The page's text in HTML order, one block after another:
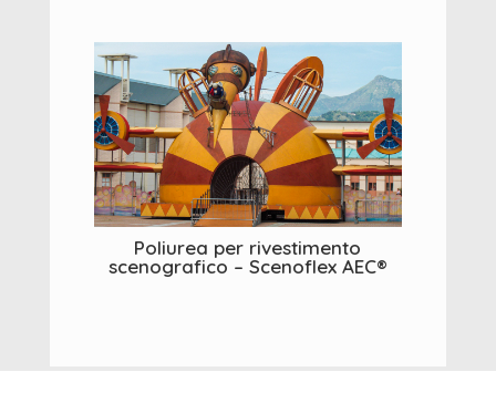
Poliurea per rivestimento
scenografico – Scenoflex AEC®